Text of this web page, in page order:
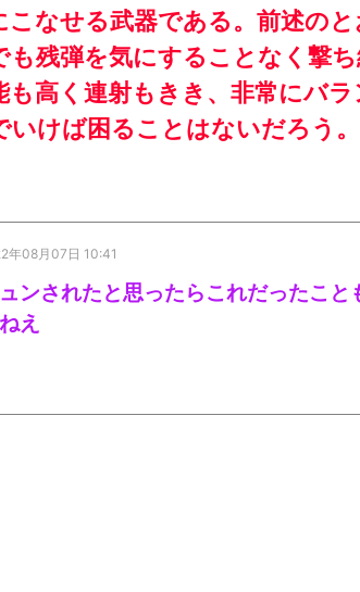
なせる武器である。前述の
も残弾を気にすることなく撃
高く連射もきき、非常にバ
けば困ることはないだろう。
年08月07日 10:41
ンされたと思ったらこれだったこと
え